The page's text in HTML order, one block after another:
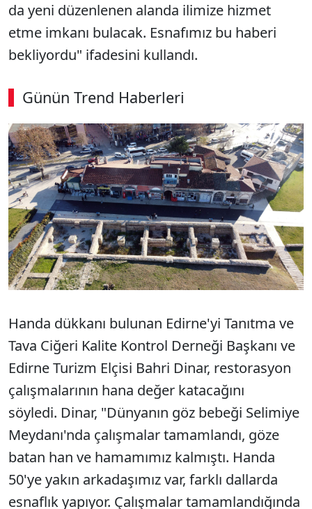
da yeni düzenlenen alanda ilimize hizmet
etme imkanı bulacak. Esnafımız bu haberi
bekliyordu" ifadesini kullandı.
Günün Trend Haberleri
Handa dükkanı bulunan Edirne'yi Tanıtma ve
Tava Ciğeri Kalite Kontrol Derneği Başkanı ve
Edirne Turizm Elçisi Bahri Dinar, restorasyon
çalışmalarının hana değer katacağını
söyledi. Dinar, "Dünyanın göz bebeği Selimiye
Meydanı'nda çalışmalar tamamlandı, göze
batan han ve hamamımız kalmıştı. Handa
50'ye yakın arkadaşımız var, farklı dallarda
esnaflık yapıyor. Çalışmalar tamamlandığında